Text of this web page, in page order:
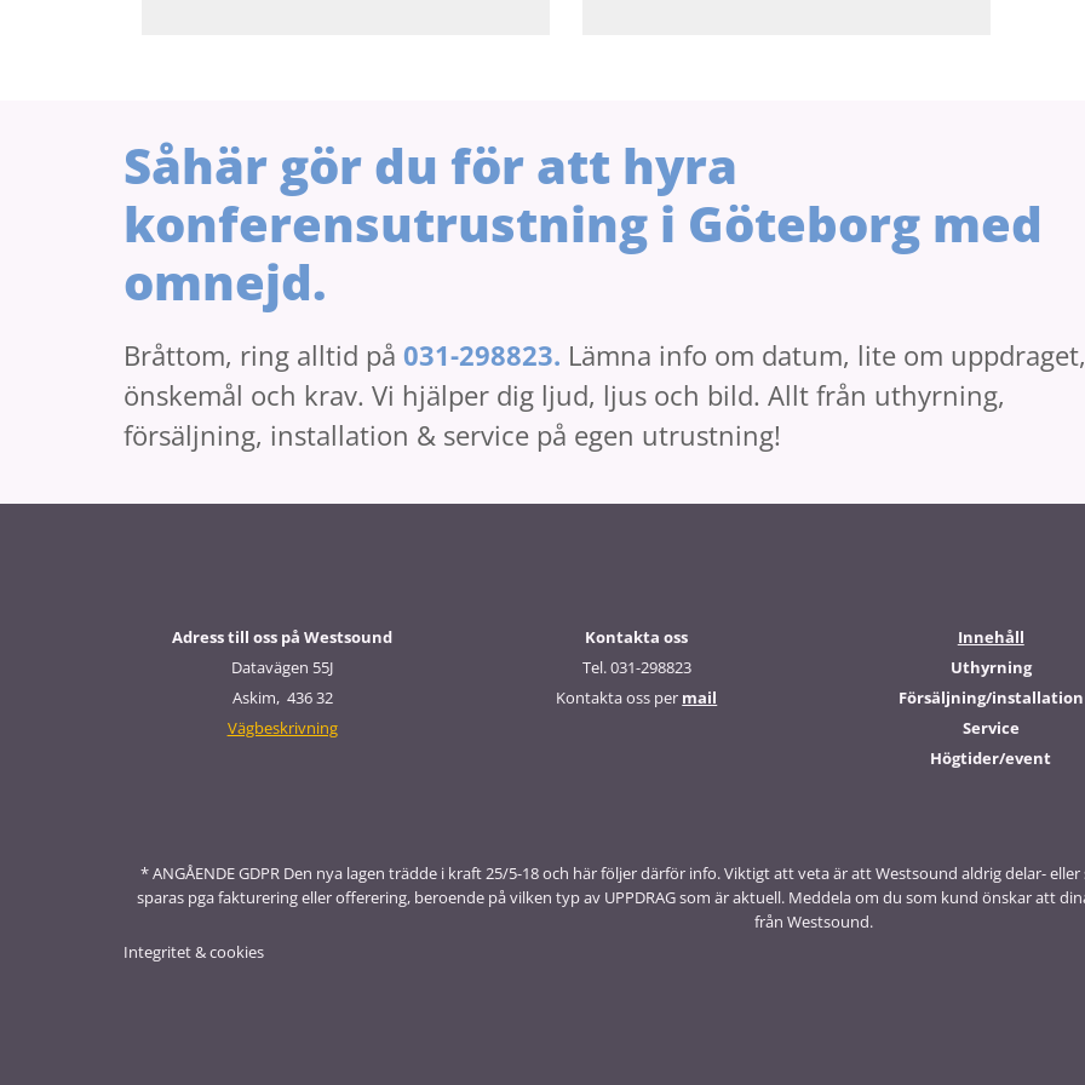
Såhär gör du för att hyra
konferensutrustning i Göteborg med
omnejd.
Bråttom, ring alltid på 031-298823. Lämna info om datum, lite om uppdraget,
önskemål och krav. Vi hjälper dig ljud, ljus och bild. Allt från uthyrning,
försäljning, installation & service på egen utrustning!
Adress till oss på Westsound
Datavägen 55J
Askim, 436 32
Vägbeskrivning
Kontakta oss
Tel. 031-298823
Kontakta oss per mail
Innehåll
Uthyrning
Försäljning/installation
Service
Högtider/event
* ANGÅENDE GDPR Den nya lagen trädde i kraft 25/5-18 och här följer därför info. Viktigt att veta är att Westsound aldrig delar-
sparas pga fakturering eller offerering, beroende på vilken typ av UPPDRAG som är aktuell. Meddela om du som kund önskar att
från Westsound.
Integritet & cookies